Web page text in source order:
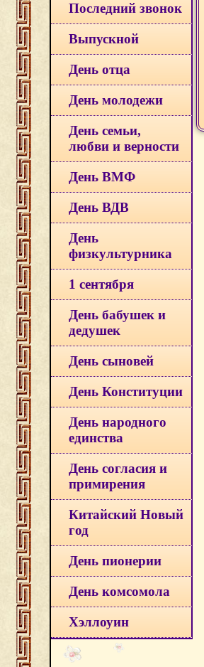
Последний звонок
Выпускной
День отца
День молодежи
День семьи,
любви и верности
День ВМФ
День ВДВ
День
физкультурника
1 сентября
День бабушек и
дедушек
День сыновей
День Конституции
День народного
единства
День согласия и
примирения
Китайский Новый
год
День пионерии
День комсомола
Хэллоуин